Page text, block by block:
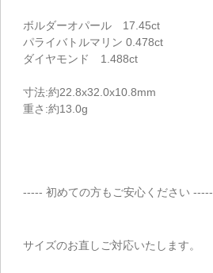
ボルダーオパール 17.45ct
パライバトルマリン 0.478ct
ダイヤモンド 1.488ct
寸法:約22.8x32.0x10.8mm
重さ:約13.0g
----- 初めての方もご安心ください -----
サイズのお直しご対応いたします。